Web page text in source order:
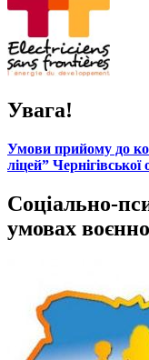
Увага!
Умови прийому до
ліцей” Чернігівської
Соціально-
умовах